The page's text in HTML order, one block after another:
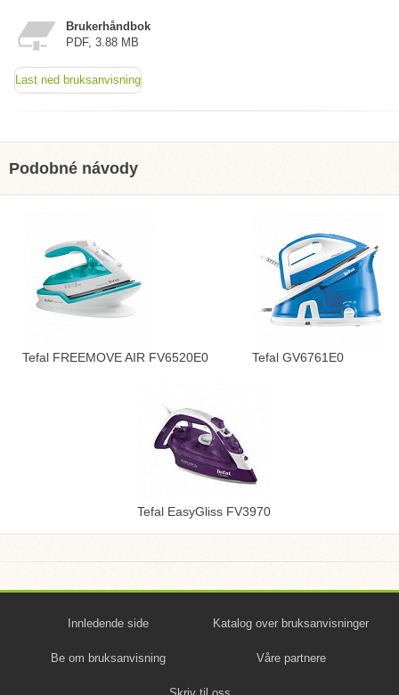
Brukerhåndbok
PDF, 3.88 MB
Last ned bruksanvisning
Podobné návody
Tefal FREEMOVE AIR FV6520E0 Tefal GV6761E0
Tefal EasyGliss FV3970
Innledende side Katalog over bruksanvisninger
Be om bruksanvisning Våre partnere